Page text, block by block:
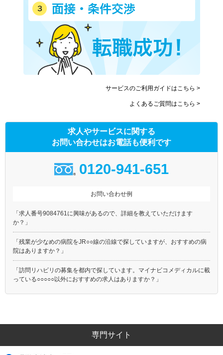
サービスのご利用ガイドはこちら >
よくあるご質問はこちら >
求人やサービスに関する
お問い合わせはお電話も便利です
0120-941-651
お問い合わせ例
「求人番号9084761に興味があるので、詳細を教えていただけます
か？」
「残業が少なめの病院をJR○○線の沿線で探していますが、おすすめの病
院はありますか？」
「訪問リハビリの募集を都内で探しています。マイナビコメディカルに載
っている○○○○○以外におすすめの求人はありますか？」
専門サイト